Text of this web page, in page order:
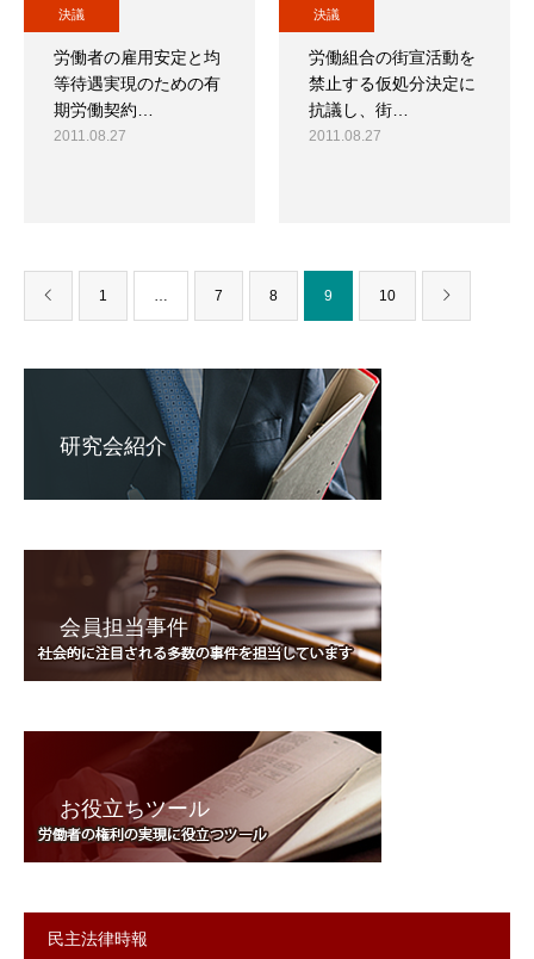
決議
労働者の雇用安定と均
等待遇実現のための有
期労働契約…
2011.08.27
決議
労働組合の街宣活動を
禁止する仮処分決定に
抗議し、街…
2011.08.27
1 … 7 8 9 10
研究会紹介
会員担当事件
お役立ちツール
民主法律時報